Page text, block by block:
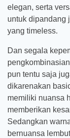
elegan, serta
untuk dipandang
yang timeless.
Dan segala
pun tentu saja
dikarenakan
memiliki nuansa
memberikan
Sedangkan
bernuansa